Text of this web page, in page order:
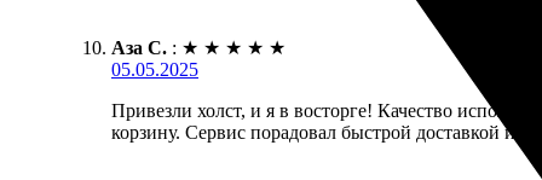
Аза С. : ★ ★ ★ ★ ★
05.05.2025
Привезли холст, и я в восторге! Качество
корзину. Сервис порадовал быстрой доставкой и